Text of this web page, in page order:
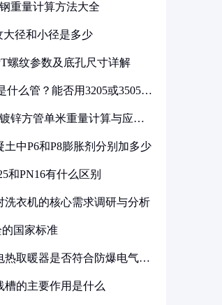
重量计算方法大全
大径和小径是多少
螺纹参数及底孔尺寸详解
什么管？能否用3205或3505代
锌方管单米重量计算与应用
土中P6和P8膨胀剂分别加多少
和PN16有什么区别
洗衣机的核心需求调研与分析
国家标准
热取暖器是否符合防爆电气设
槽的主要作用是什么